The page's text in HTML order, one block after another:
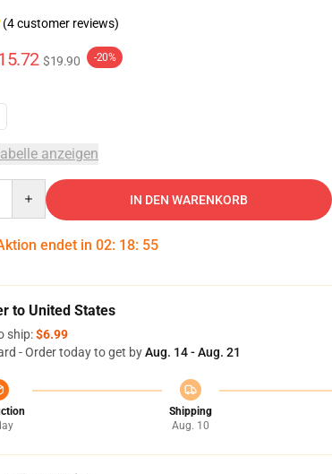
(4 customer reviews)
$19.90 -20%
anzeigen
IN DEN WARENKORB
endet in 02: 18: 54
to United States
ship:$6.99
- Order today to get byAug. 14 - Aug. 21
Shipping
Aug. 10